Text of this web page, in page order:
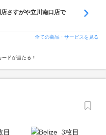
さすがや立川南口店で
全ての商品・サービスを見る
ドが当たる！